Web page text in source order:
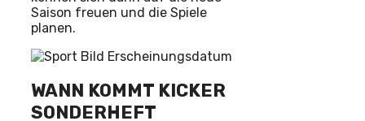
Saison freuen und die Spiele
planen.
WANN KOMMT KICKER
SONDERHEFT